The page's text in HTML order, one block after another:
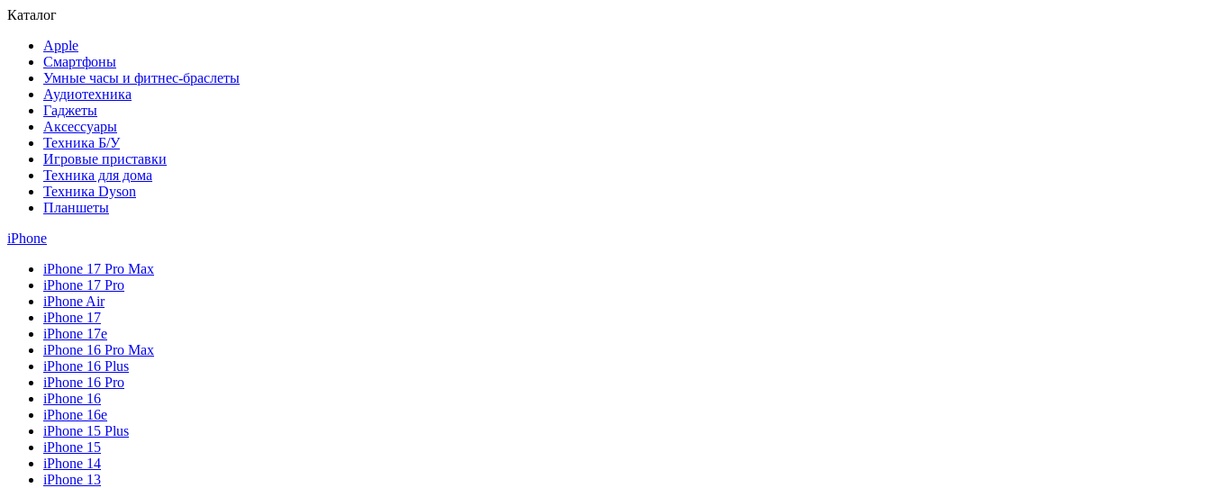
Каталог
Apple
Смартфоны
Умные часы и фитнес-браслеты
Аудиотехника
Гаджеты
Аксессуары
Техника Б/У
Игровые приставки
Техника для дома
Техника Dyson
Планшеты
iPhone
iPhone 17 Pro Max
iPhone 17 Pro
iPhone Air
iPhone 17
iPhone 17e
iPhone 16 Pro Max
iPhone 16 Plus
iPhone 16 Pro
iPhone 16
iPhone 16e
iPhone 15 Plus
iPhone 15
iPhone 14
iPhone 13